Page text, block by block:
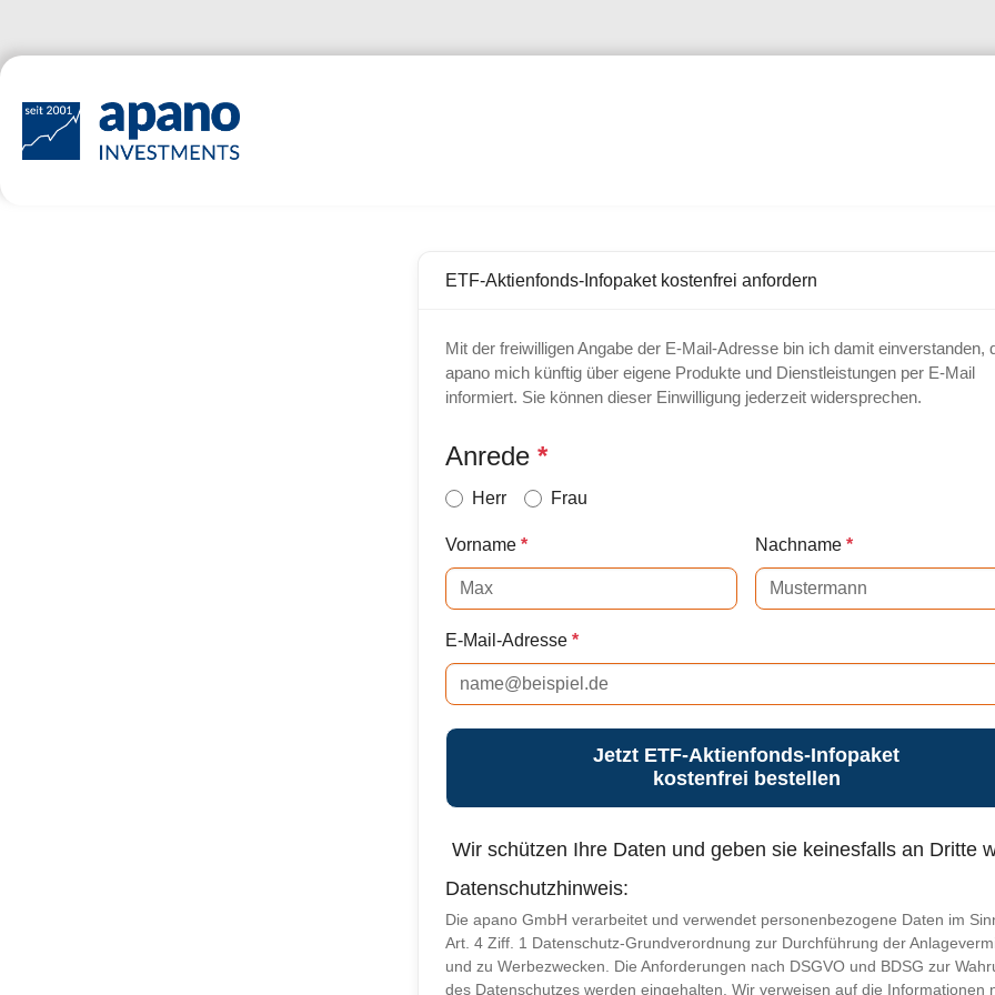
ETF-Aktienfonds-Infopaket kostenfrei anfordern
Mit der freiwilligen Angabe der E-Mail-Adresse bin ich damit einverstanden,
apano mich künftig über eigene Produkte und Dienstleistungen per E-Mail
informiert. Sie können dieser Einwilligung jederzeit widersprechen.
Anrede
Herr Frau
Vorname Nachname
E-Mail-Adresse
Jetzt ETF-Aktienfonds-Infopaket
kostenfrei bestellen
Wir schützen Ihre Daten und geben sie keinesfalls an Dritte
Datenschutzhinweis:
Die apano GmbH verarbeitet und verwendet personenbezogene Daten im
Art. 4 Ziff. 1 Datenschutz-Grundverordnung zur Durchführung der
und zu Werbezwecken. Die Anforderungen nach DSGVO und BDSG zur
des Datenschutzes werden eingehalten. Wir verweisen auf die Informationen